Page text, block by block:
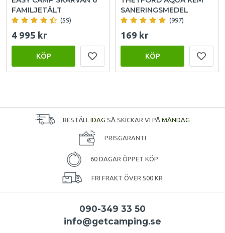
FAMILJETÄLT
(59)
4 995 kr
KÖP
SANERINGSMEDEL
(997)
169 kr
KÖP
BESTÄLL IDAG SÅ SKICKAR VI PÅ MÅNDAG
PRISGARANTI
60 DAGAR ÖPPET KÖP
FRI FRAKT ÖVER 500 KR
090-349 33 50
info@getcamping.se